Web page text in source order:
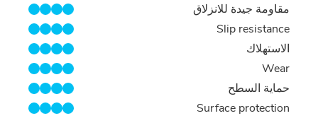
مقاومة جيدة للانزلاق
4/4
Slip resistance
4/4
الاستهلاك
4/4
Wear
4/4
حماية السطح
4/4
Surface protection
4/4